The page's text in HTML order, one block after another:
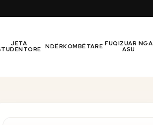
JETA NDËRKOMBËTARE FUQIZUAR NGA
ASU